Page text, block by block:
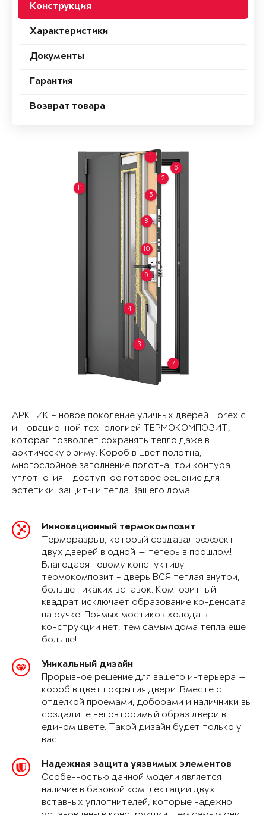
Конструкция
Характеристики
Документы
Гарантия
Возврат товара
1
2
3
4
5
6
7
8
9
10
11
АРКТИК – новое поколение уличных дверей Torex с
инновационной технологией ТЕРМОКОМПОЗИТ,
которая позволяет сохранять тепло даже в
арктическую зиму. Короб в цвет полотна,
многослойное заполнение полотна, три контура
уплотнения – доступное готовое решение для
эстетики, защиты и тепла Вашего дома.
Инновационный термокомпозит
Терморазрыв, который создавал эффект
двух дверей в одной — теперь в прошлом!
Благодаря новому констуктиву
термокомпозит - дверь ВСЯ теплая внутри,
больше никаких вставок. Композитный
квадрат исключает образование конденсата
на ручке. Прямых мостиков холода в
конструкции нет, тем самым дома тепла еще
больше!
Уникальный дизайн
Прорывное решение для вашего интерьера —
короб в цвет покрытия двери. Вместе с
отделкой проемами, доборами и наличники вы
создадите неповторимый образ двери в
едином цвете. Такой дизайн будет только у
вас!
Надежная защита уязвимых элементов
Особенностью данной модели является
наличие в базовой комплектации двух
вставных уплотнителей, которые надежно